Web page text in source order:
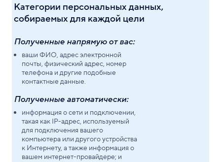
Категории персональных данных,
собираемых для каждой цели
Полученные напрямую от вас:
ваши ФИО, адрес электронной
почты, физический адрес, номер
телефона и другие подобные
контактные данные.
Полученные автоматически:
информация о сети и подключении,
такая как IP-адрес, используемый
для подключения вашего
компьютера или другого устройства
к Интернету, а также информация о
вашем интернет-провайдере; и